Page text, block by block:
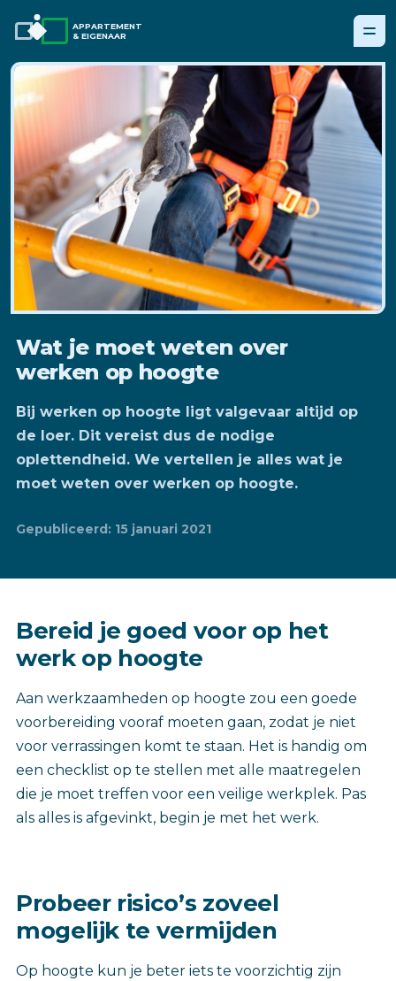
APPARTEMENT
& EIGENAAR
Wat je moet weten over
werken op hoogte
Bij werken op hoogte ligt valgevaar altijd op
de loer. Dit vereist dus de nodige
oplettendheid. We vertellen je alles wat je
moet weten over werken op hoogte.
Gepubliceerd: 15 januari 2021
Bereid je goed voor op het
werk op hoogte
Aan werkzaamheden op hoogte zou een goede
voorbereiding vooraf moeten gaan, zodat je niet
voor verrassingen komt te staan. Het is handig om
een checklist op te stellen met alle maatregelen
die je moet treffen voor een veilige werkplek. Pas
als alles is afgevinkt, begin je met het werk.
Probeer risico’s zoveel
mogelijk te vermijden
Op hoogte kun je beter iets te voorzichtig zijn